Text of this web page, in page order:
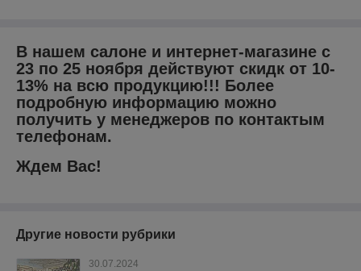
В нашем салоне и интернет-магазине с
23 по 25 ноября действуют скидк от 10-
13% на всю продукцию!!! Более
подробную информацию можно
получить у менеджеров по контактым
телефонам.
Ждем Вас!
Другие новости рубрики
30.07.2024